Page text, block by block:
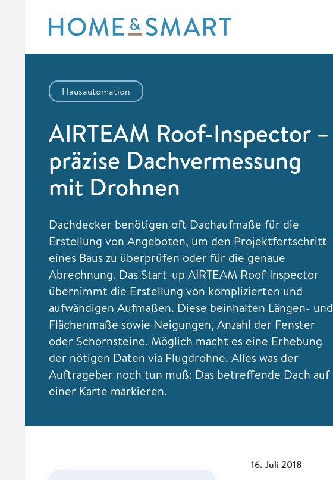
content
Hausautomation
AIRTEAM Roof-Inspector –
präzise Dachvermessung
mit Drohnen
Dachdecker benötigen oft Dachaufmaße für die
Erstellung von Angeboten, um den Projektfortschritt
eines Baus zu überprüfen oder für die genaue
Abrechnung. Das Start-up AIRTEAM Roof-Inspector
übernimmt die Erstellung von komplizierten und
aufwändigen Aufmaßen. Diese beinhalten Längen- und
Flächenmaße sowie Neigungen, Anzahl der Fenster
oder Schornsteine. Möglich macht es eine Erhebung
der nötigen Daten via Flugdrohne. Alles was der
Auftrageber noch tun muß: Das betreffende Dach auf
einer Karte markieren.
16. Juli 2018